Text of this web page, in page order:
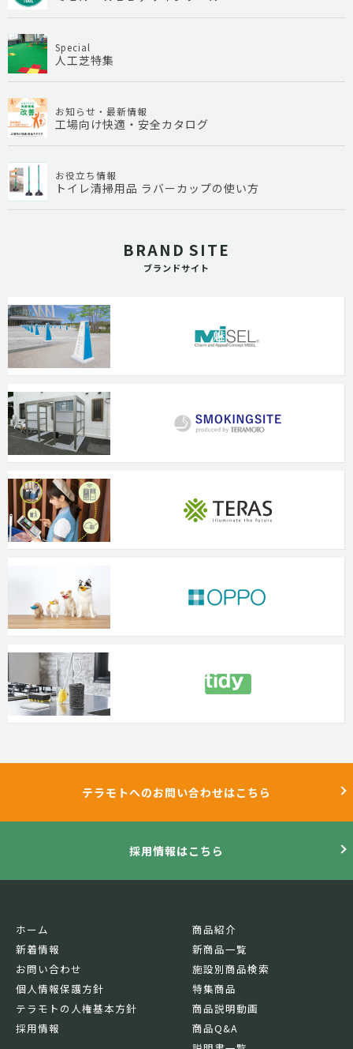
Special
人工芝特集
お知らせ・最新情報
工場向け快適・安全カタログ
お役立ち情報
トイレ清掃用品 ラバーカップの使い方
BRAND SITE
ブランドサイト
テラモトへのお問い合わせはこちら
採用情報はこちら
ホーム
新着情報
お問い合わせ
個人情報保護方針
テラモトの人権基本方針
採用情報
商品紹介
新商品一覧
施設別商品検索
特集商品
商品説明動画
商品Q&A